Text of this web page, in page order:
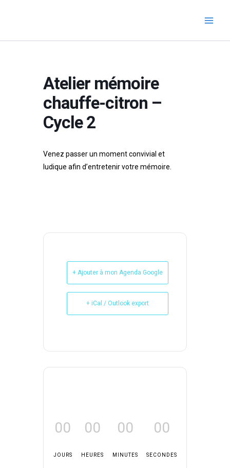
Atelier mémoire
chauffe-citron –
Cycle 2
Venez passer un moment convivial et
ludique afin d’entretenir votre mémoire.
+ Ajouter à mon Agenda Google
+ iCal / Outlook export
00
JOURS
00
HEURES
00
MINUTES
00
SECONDES